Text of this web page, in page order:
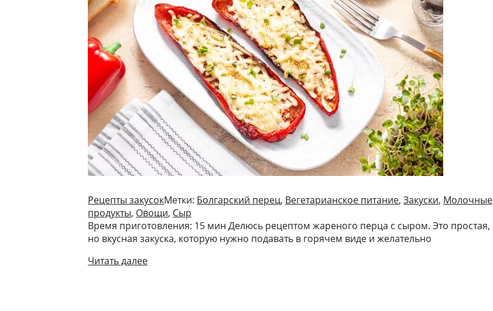
Рецепты закусокМетки: Болгарский перец, Вегетарианское питание, Закуски, Молочные
продукты, Овощи, Сыр
Время приготовления: 15 мин Делюсь рецептом жареного перца с сыром. Это простая,
но вкусная закуска, которую нужно подавать в горячем виде и желательно
Читать далее